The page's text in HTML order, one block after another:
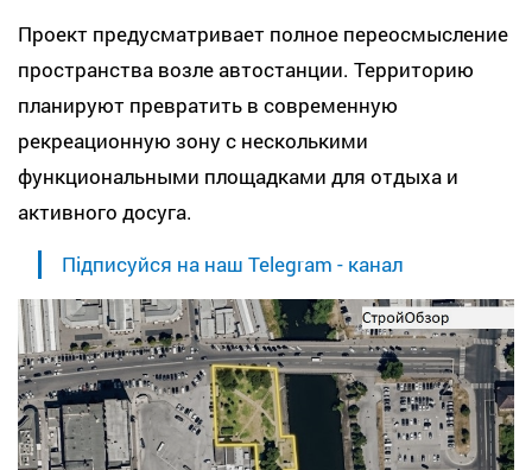
Проект предусматривает полное переосмысление
пространства возле автостанции. Территорию
планируют превратить в современную
рекреационную зону с несколькими
функциональными площадками для отдыха и
активного досуга.
Підписуйся на наш Telegram - канал